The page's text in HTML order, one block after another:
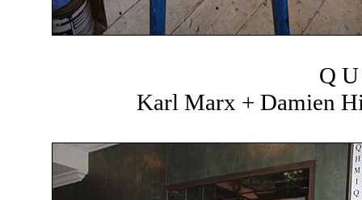
Q
Karl Marx + Damien